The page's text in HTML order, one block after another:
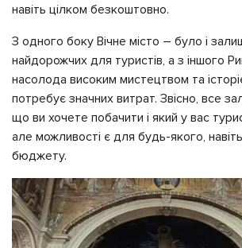
навіть цілком безкоштовно.
З одного боку Вічне місто – було і
найдорожчих для туристів, а з іншого
насолода високим мистецтвом та
потребує значних витрат. Звісно, все
що ви хочете побачити і який у вас
але можливості є для будь-якого,
бюджету.